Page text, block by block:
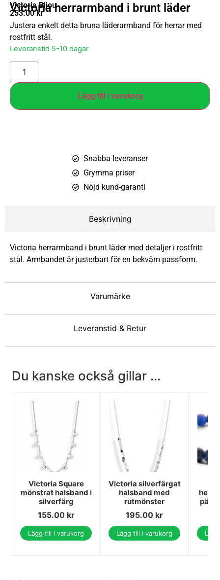
Victoria Bijou
Victoria herrarmband i brunt läder
253.00kr
Justera enkelt detta bruna läderarmband för herrar med
rostfritt stål.
Leveranstid 5-10 dagar
Lägg till i varukorg
Snabba leveranser
Grymma priser
Nöjd kund-garanti
Beskrivning
Varumärke
Leveranstid & Retur
Victoria herrarmband i brunt läder med detaljer i rostfritt
stål. Armbandet är justerbart för en bekväm passform.
Du kanske också gillar ...
Victoria Square
mönstrat halsband i
silverfärg
155.00 kr
Lägg till i varukorg
Victoria silverfärgat
halsband med
rutmönster
195.00 kr
Lägg till i varukorg